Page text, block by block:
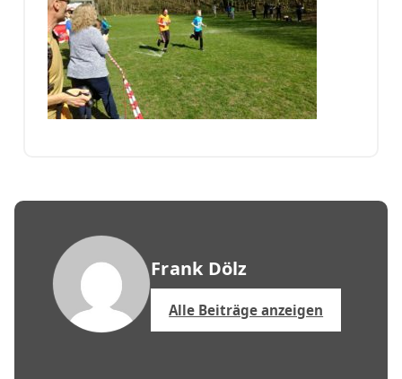
Frank Dölz
Alle Beiträge anzeigen